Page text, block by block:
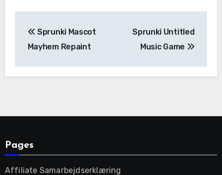
navigation
Sprunki Mascot
Mayhem Repaint
Sprunki Untitled
Music Game
Pages
Affiliate Samarbejdserklæring